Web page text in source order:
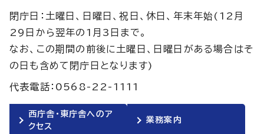
閉庁日：土曜日、日曜日、祝日、休日、年末年始(12月
29日から翌年の1月3日まで。
なお、この期間の前後に土曜日、日曜日がある場合はそ
の日も含めて閉庁日となります)
代表電話：0568-22-1111
西庁舎・東庁舎へのア
クセス
業務案内